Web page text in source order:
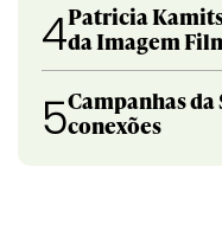
4Patricia
da Imagem
5Campanhas da
conexões